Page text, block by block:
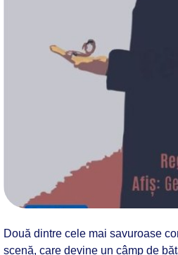
Două dintre cele mai savuroase
scenă, care devine un câmp de